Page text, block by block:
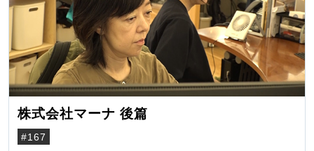
株式会社マーナ 後篇
#167